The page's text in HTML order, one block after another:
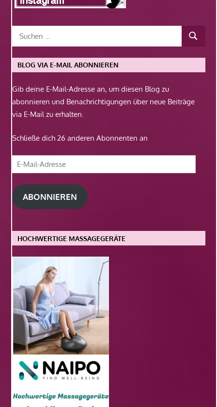
BLOG VIA E-MAIL ABONNIEREN
Gib deine E-Mail-Adresse an, um diesen Blog zu
abonnieren und Benachrichtigungen über neue Beiträge
via E-Mail zu erhalten.
Schließe dich 26 anderen Abonnenten an
E-
Mail-
Adresse
ABONNIEREN
HOCHWERTIGE MASSAGEGERÄTE